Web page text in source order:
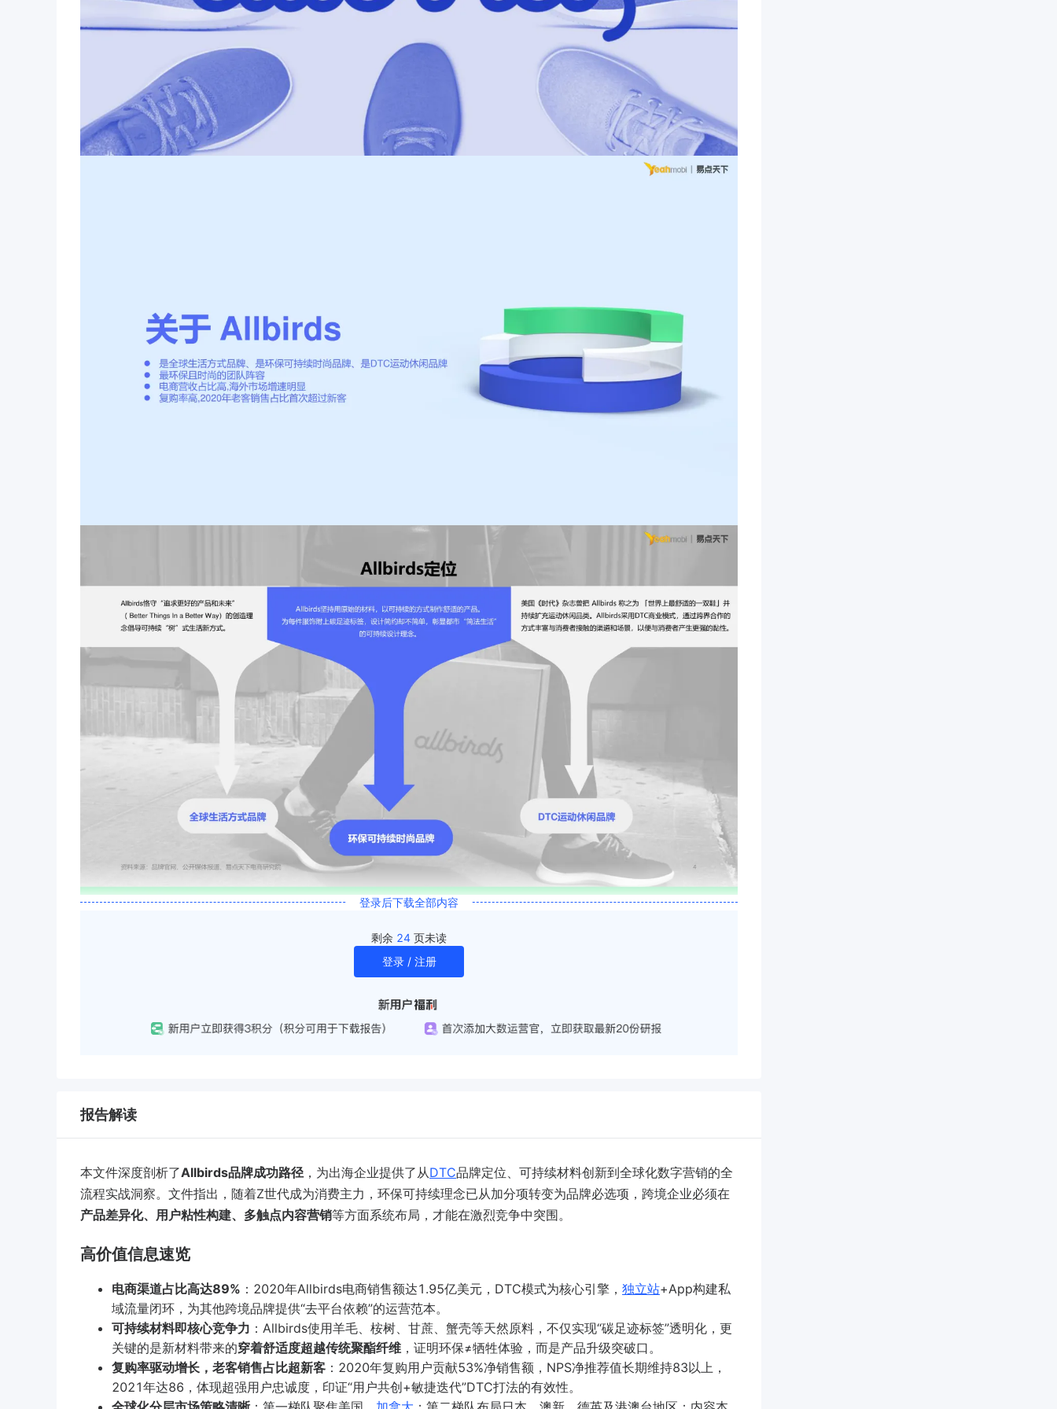
登录后下载全部内容
剩余 24 页未读
登录 / 注册
报告解读
本文件深度剖析了Allbirds品牌成功路径，为出海企业提供了从DTC品牌定位、可持续材料创新到全球化数字营销的全
流程实战洞察。文件指出，随着Z世代成为消费主力，环保可持续理念已从加分项转变为品牌必选项，跨境企业必须在
产品差异化、用户粘性构建、多触点内容营销等方面系统布局，才能在激烈竞争中突围。
高价值信息速览
电商渠道占比高达89% ：2020年Allbirds电商销售额达1.95亿美元，DTC模式为核心引擎， 独立站+App构建私
域流量闭环，为其他跨境品牌提供“去平台依赖”的运营范本。
可持续材料即核心竞争力 ：Allbirds使用羊毛、桉树、甘蔗、蟹壳等天然原料，不仅实现“碳足迹标签”透明化，更
关键的是新材料带来的穿着舒适度超越传统聚酯纤维 ，证明环保≠牺牲体验，而是产品升级突破口。
复购率驱动增长，老客销售占比超新客 ：2020年复购用户贡献53%净销售额，NPS净推荐值长期维持83以上，
2021年达86，体现超强用户忠诚度，印证“用户共创+敏捷迭代”DTC打法的有效性。